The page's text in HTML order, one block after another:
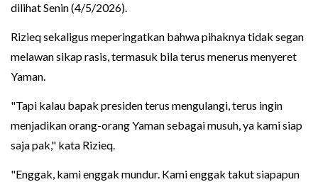
dilihat Senin (4/5/2026).
Rizieq sekaligus meperingatkan bahwa pihaknya tidak segan
melawan sikap rasis, termasuk bila terus menerus menyeret
Yaman.
"Tapi kalau bapak presiden terus mengulangi, terus ingin
menjadikan orang-orang Yaman sebagai musuh, ya kami siap
saja pak," kata Rizieq.
"Enggak, kami enggak mundur. Kami enggak takut siapapun